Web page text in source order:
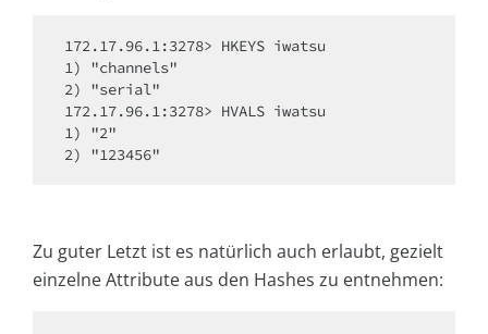
172.17.96.1:3278> HKEYS iwatsu
1) "channels"
2) "serial"
172.17.96.1:3278> HVALS iwatsu
1) "2"
Zu guter Letzt ist es natürlich auch erlaubt, gezielt
einzelne Attribute aus den Hashes zu entnehmen: